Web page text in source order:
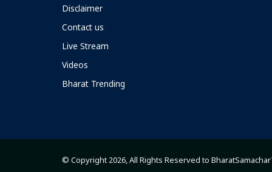
Disclaimer
Contact us
Live Stream
Videos
Bharat Trending
© Copyright 2026, All Rights Reserved to